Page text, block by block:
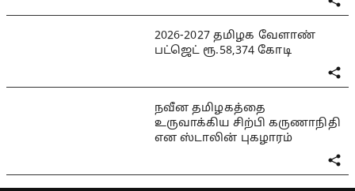
2026-2027 தமிழக வேளாண்
பட்ஜெட் ரூ.58,374 கோடி
நவீன தமிழகத்தை
உருவாக்கிய சிற்பி கருணாநிதி
என ஸ்டாலின் புகழாரம்